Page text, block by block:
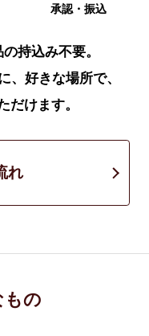
承認・振込
持込み不要。
、好きな場所で、
だけます。
れ
もの